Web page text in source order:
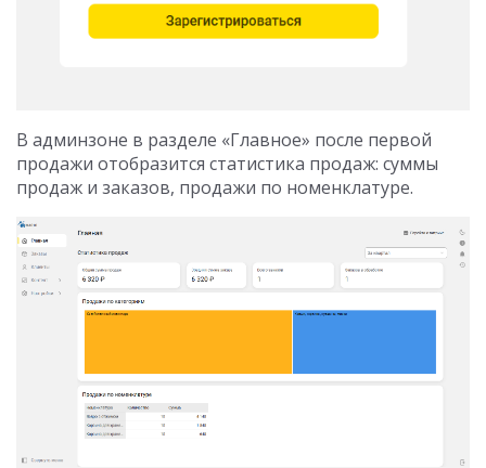
В админзоне в разделе «Главное» после первой
продажи отобразится статистика продаж: суммы
продаж и заказов, продажи по номенклатуре.